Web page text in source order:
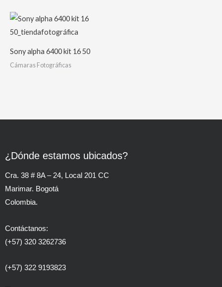
Sony alpha 6400 kit 16 50
Cámaras Fotográficas
¿Dónde estamos ubicados?
Cra. 38 # 8A – 24, Local 201 CC
Marimar. Bogotá
Colombia.
Contáctanos:
(+57) 320 3262736
(+57) 322 9193823